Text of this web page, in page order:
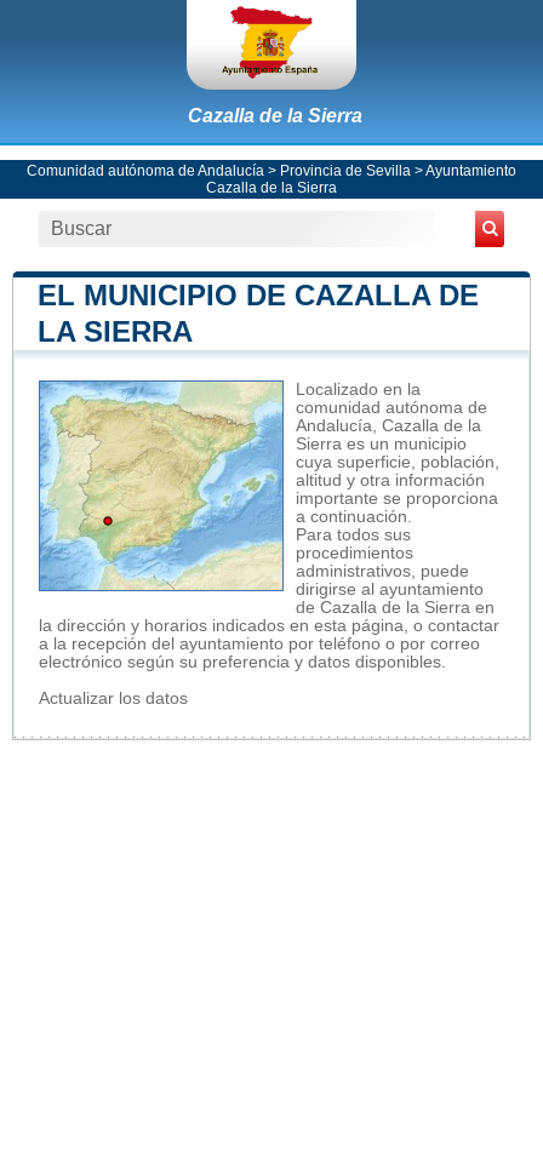
Cazalla de la Sierra
Comunidad autónoma de Andalucía > Provincia de Sevilla >Ayuntamiento
Cazalla de la Sierra
EL MUNICIPIO DE CAZALLA DE
LA SIERRA
Localizado en la
comunidad autónoma de
Andalucía, Cazalla de la
Sierra es un municipio
cuya superficie, población,
altitud y otra información
importante se proporciona
a continuación.
Para todos sus
procedimientos
administrativos, puede
dirigirse al ayuntamiento
de Cazalla de la Sierra en
la dirección y horarios indicados en esta página, o contactar
a la recepción del ayuntamiento por teléfono o por correo
electrónico según su preferencia y datos disponibles.
Actualizar los datos